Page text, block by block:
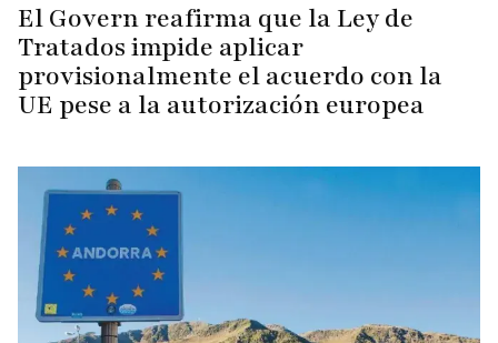
El Govern reafirma que la Ley de
Tratados impide aplicar
provisionalmente el acuerdo con la
UE pese a la autorización europea